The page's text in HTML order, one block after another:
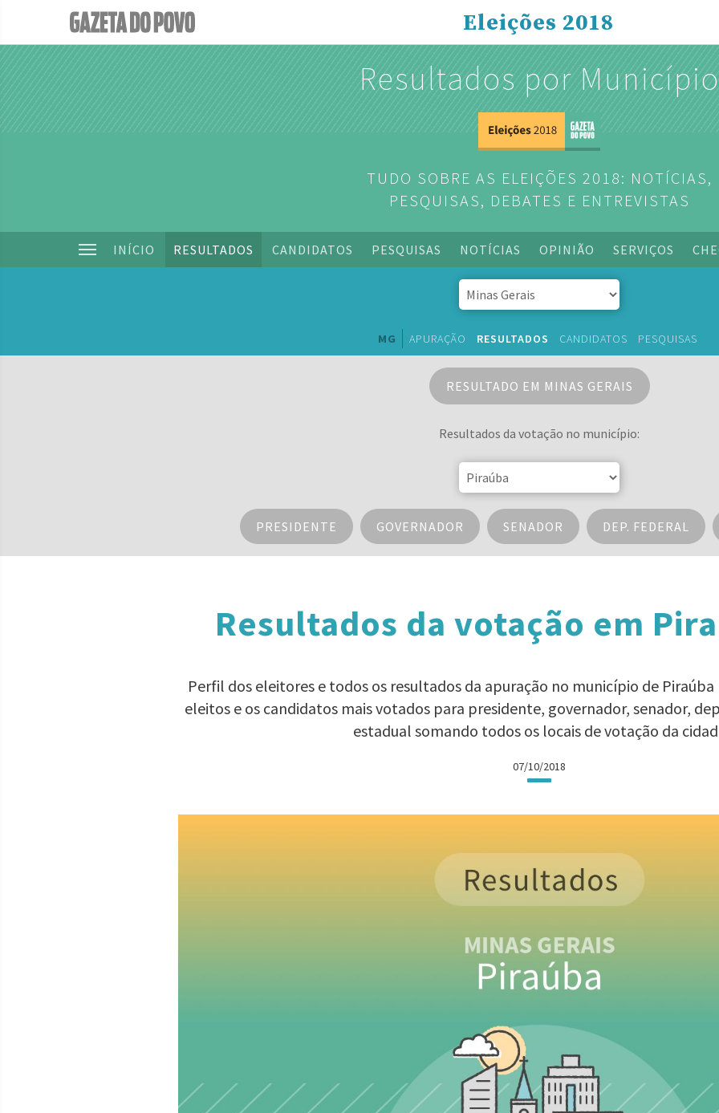
Eleições 2018
Resultados por Município
TUDO SOBRE AS ELEIÇÕES 2018: NOTÍCIAS,
PESQUISAS, DEBATES E ENTREVISTAS
INÍCIO RESULTADOS CANDIDATOS PESQUISAS NOTÍCIAS OPINIÃO SERVIÇOS
MG APURAÇÃO RESULTADOS CANDIDATOS PESQUISAS
RESULTADO EM MINAS GERAIS
Resultados da votação no município:
PRESIDENTE GOVERNADOR SENADOR DEP. FEDERAL
Resultados da votação em
Perfil dos eleitores e todos os resultados da apuração no município de Piraúba
eleitos e os candidatos mais votados para presidente, governador, senador,
estadual somando todos os locais de votação da
07/10/2018